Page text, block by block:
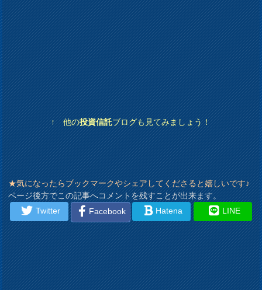
↑ 他の投資信託ブログも見てみましょう！
★気になったらブックマークやシェアしてくださると嬉しいです♪
ページ後方でこの記事へコメントを残すことが出来ます。
Twitter
Facebook Hatena LINE